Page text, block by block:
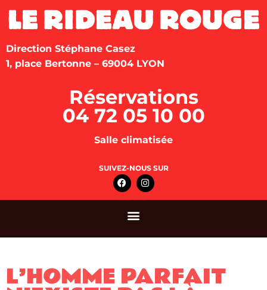
Direction Stéphane Casez
1, place Bertonne – 69004 LYON
Réservations
04 72 05 10 00
Salle climatisée
SUIVEZ-NOUS SUR
L’HOMME PARFAIT